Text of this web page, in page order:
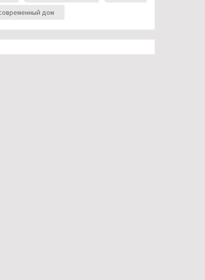
дом